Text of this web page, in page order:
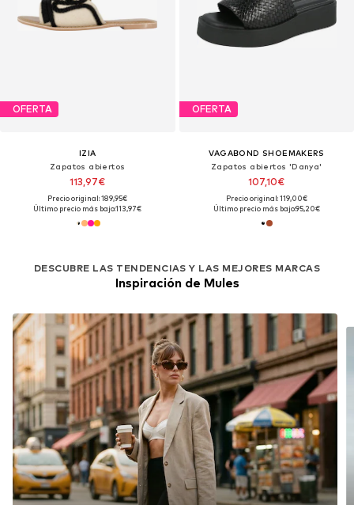
OFERTA
IZIA
Zapatos abiertos
113,97€
Precio original: 189,95€
Último precio más bajo:113,97€
OFERTA
VAGABOND SHOEMAKERS
Zapatos abiertos 'Danya'
107,10€
Precio original: 119,00€
Último precio más bajo:95,20€
DESCUBRE LAS TENDENCIAS Y LAS MEJORES MARCAS
Inspiración de Mules